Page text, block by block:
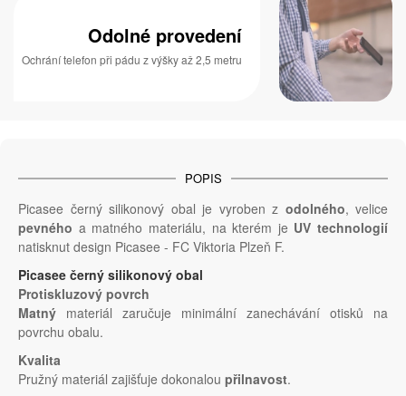
Odolné provedení
Ochrání telefon při pádu z výšky až 2,5 metru
POPIS
Picasee černý silikonový obal je vyroben z odolného, velice
pevného a matného materiálu, na kterém je UV technologií
natisknut design Picasee - FC Viktoria Plzeň F.
Picasee černý silikonový obal
Protiskluzový povrch
Matný materiál zaručuje minimální zanechávání otisků na
povrchu obalu.
Kvalita
Pružný materiál zajišťuje dokonalou přilnavost.